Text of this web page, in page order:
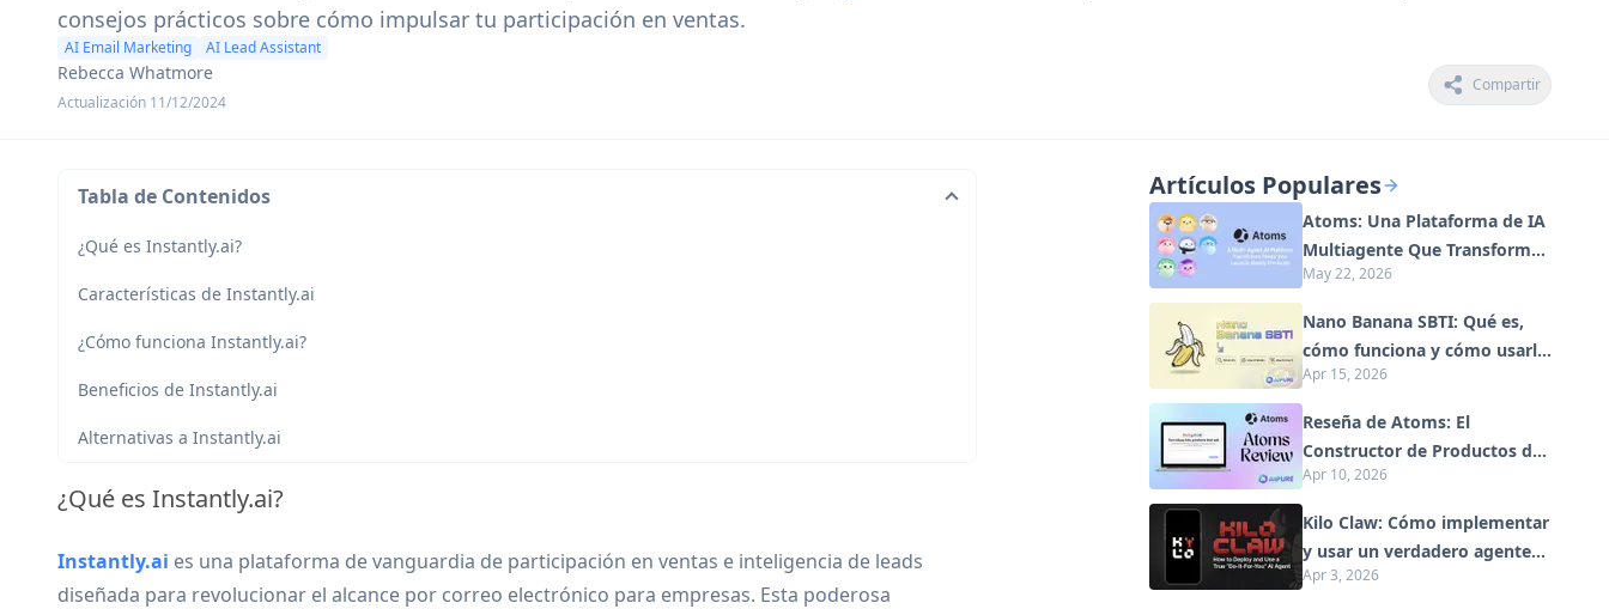
consejos prácticos sobre cómo impulsar tu participación en ventas.
AI Email Marketing AI Lead Assistant
Rebecca Whatmore
Actualización 11/12/2024
Compartir
Tabla de Contenidos
¿Qué es Instantly.ai?
Características de Instantly.ai
¿Cómo funciona Instantly.ai?
Beneficios de Instantly.ai
Alternativas a Instantly.ai
¿Qué es Instantly.ai?
Instantly.ai es una plataforma de vanguardia de participación en ventas e inteligencia de leads
diseñada para revolucionar el alcance por correo electrónico para empresas. Esta poderosa
Artículos Populares
Atoms: Una Plataforma de IA
Multiagente Que Transforma
Ideas en Productos Listos
May 22, 2026
Nano Banana SBTI: Qué es,
cómo funciona y cómo usarlo
en 2026
Apr 15, 2026
Reseña de Atoms: El
Constructor de Productos de
IA que Redefine la Creación
Apr 10, 2026
Kilo Claw: Cómo implementar
y usar un verdadero agente
de IA "Hágalo por usted"
Apr 3, 2026